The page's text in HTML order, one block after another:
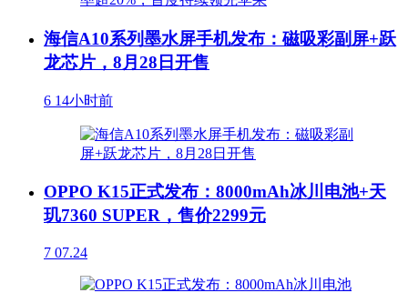
海信A10系列墨水屏手机发布：磁吸彩副屏+跃
龙芯片，8月28日开售
6 14小时前
OPPO K15正式发布：8000mAh冰川电池+天
玑7360 SUPER，售价2299元
7 07.24